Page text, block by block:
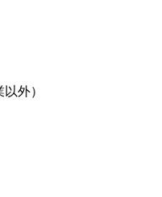
外）